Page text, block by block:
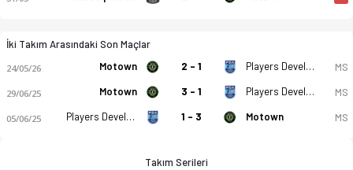
İki Takım Arasındaki Son Maçlar
24/05/26 Motown 2 - 1 Players Development Academy MS
29/06/25 Motown 3 - 1 Players Development Academy MS
05/06/25 Players Development Academy 1 - 3 Motown MS
Takım Serileri